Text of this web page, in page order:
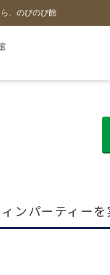
、のびのび館
ンパーティー